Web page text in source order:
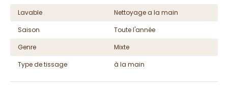
Lavable
Nettoyage a la main
Saison
Toute l'année
Genre
Mixte
Type de tissage
à la main